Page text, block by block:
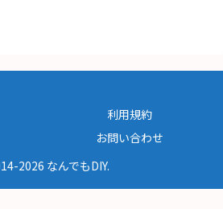
利用規約
お問い合わせ
2026 なんでもDIY.